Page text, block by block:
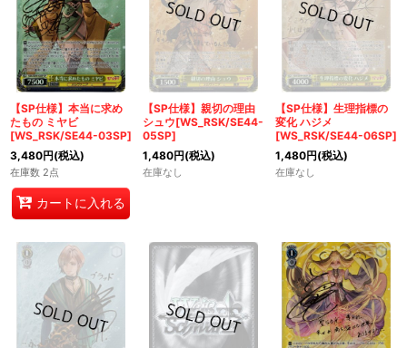
【SP仕様】本当に求め
たもの ミヤビ
[WS_RSK/SE44-03SP]
3,480円(税込)
在庫数 2点
カートに入れる
【SP仕様】親切の理由
シュウ[WS_RSK/SE44-
05SP]
1,480円(税込)
在庫なし
【SP仕様】生理指標の
変化 ハジメ
[WS_RSK/SE44-06SP]
1,480円(税込)
在庫なし